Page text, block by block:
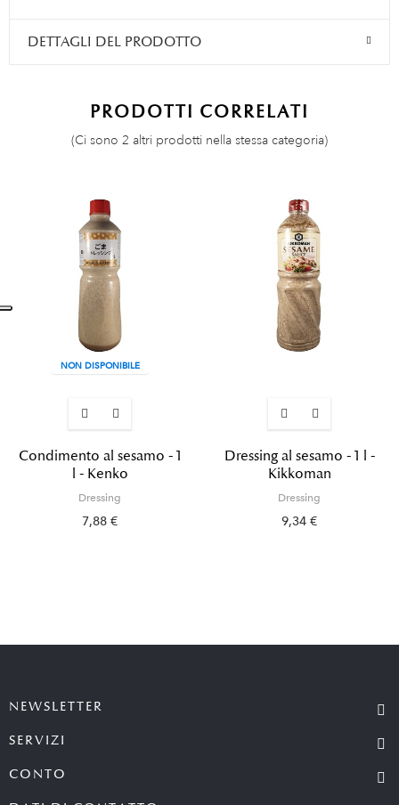
DETTAGLI DEL PRODOTTO
PRODOTTI CORRELATI
(Ci sono 2 altri prodotti nella stessa categoria)
NON DISPONIBILE
Condimento al sesamo - 1
l - Kenko
Dressing
7,88 €
Dressing al sesamo - 1 l -
Kikkoman
Dressing
9,34 €
NEWSLETTER
SERVIZI
CONTO